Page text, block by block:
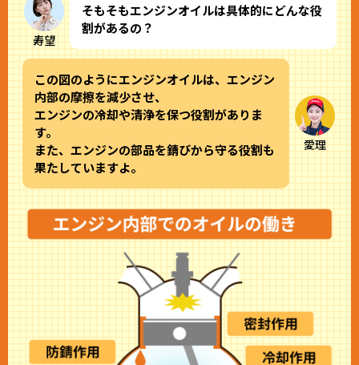
寿望
そもそもエンジンオイルは具体的にどんな役
割があるの？
愛理
この図のようにエンジンオイルは、エンジン
内部の摩擦を減少させ、
エンジンの冷却や清浄を保つ役割がありま
す。
また、エンジンの部品を錆びから守る役割も
果たしていますよ。